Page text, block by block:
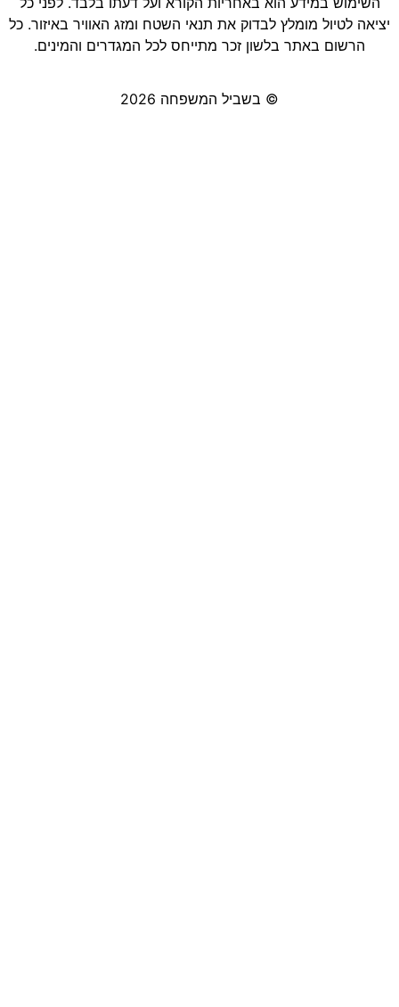
יציאה לטיול מומלץ לבדוק את תנאי השטח ומזג האוויר באיזור. כל
הרשום באתר בלשון זכר מתייחס לכל המגדרים והמינים.
© בשביל המשפחה 2026